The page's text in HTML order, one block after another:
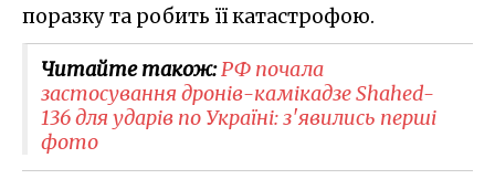
поразку та робить її катастрофою.
Читайте також:РФ почала
застосування дронів-камікадзе Shahed-
136 для ударів по Україні: з'явились перші
фото